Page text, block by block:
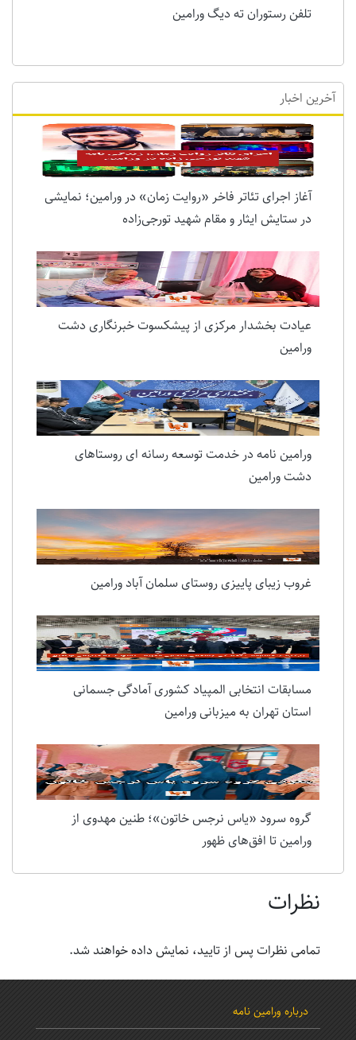
تلفن رستوران ته دیگ ورامین
آخرین اخبار
آغاز اجرای تئاتر فاخر «روایت زمان» در ورامین؛ نمایشی
در ستایش ایثار و مقام شهید تورجی‌زاده
عیادت بخشدار مرکزی از پیشکسوت خبرنگاری دشت
ورامین
ورامین نامه در خدمت توسعه رسانه ای روستاهای
دشت ورامین
غروب زیبای پاییزی روستای سلمان آباد ورامین
مسابقات انتخابی المپیاد کشوری آمادگی جسمانی
استان تهران به میزبانی ورامین
گروه سرود «یاس نرجس خاتون»؛ طنین مهدوی از
ورامین تا افق‌های ظهور
نظرات
تمامی نظرات پس از تایید، نمایش داده خواهند شد.
درباره ورامین نامه